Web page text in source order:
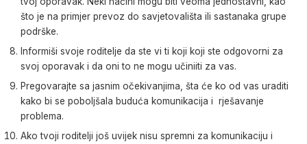
što je na primjer prevoz do savjetovališta ili sastanaka grupe
podrške.
Informiši svoje roditelje da ste vi ti koji koji ste odgovorni za
svoj oporavak i da oni to ne mogu učiniiti za vas.
Pregovarajte sa jasnim očekivanjima, šta će ko od vas uraditi
kako bi se poboljšala buduća komunikacija i rješavanje
problema.
Ako tvoji roditelji još uvijek nisu spremni za komunikaciju i